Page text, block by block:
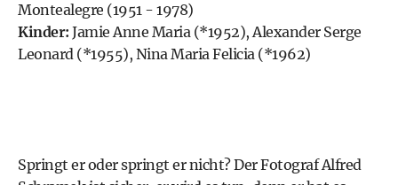
Montealegre (1951 - 1978)
Kinder: Jamie Anne Maria (*1952), Alexander Serge
Leonard (*1955), Nina Maria Felicia (*1962)
Springt er oder springt er nicht? Der Fotograf Alfred